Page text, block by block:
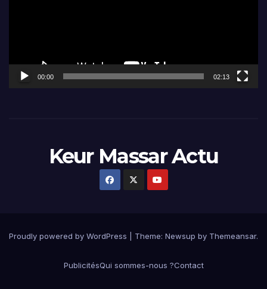
00:00 02:13
Keur Massar Actu
Proudly powered by WordPress Theme: Newsup by Themeansar.
PublicitésQui sommes-nous ?Contact